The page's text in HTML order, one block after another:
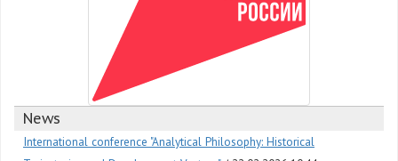
News
International conference "Analytical Philosophy: Historical